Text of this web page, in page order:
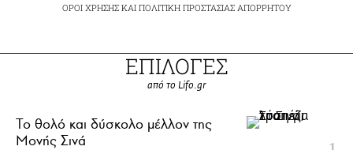
ΟΡΟΙ ΧΡΗΣΗΣΚΑΙ ΠΟΛΙΤΙΚΗ ΠΡΟΣΤΑΣΙΑΣ ΑΠΟΡΡΗΤΟΥ
ΕΠΙΛΟΓΕΣ
από το Lifo.gr
Το θολό και δύσκολο μέλλον της
Μονής Σινά